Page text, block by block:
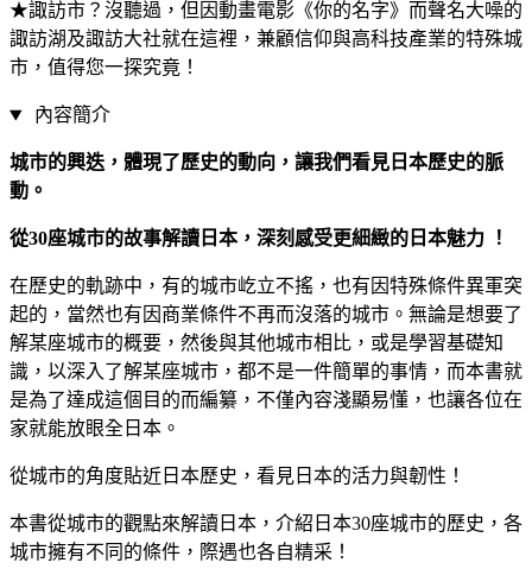
★諏訪市？沒聽過，但因動畫電影《你的名字》而聲名大噪的
諏訪湖及諏訪大社就在這裡，兼顧信仰與高科技產業的特殊城
市，值得您一探究竟！
內容簡介
城市的興迭，體現了歷史的動向，讓我們看見日本歷史的脈
動。
從30座城市的故事解讀日本，深刻感受更細緻的日本魅力 ！
在歷史的軌跡中，有的城市屹立不搖，也有因特殊條件異軍突
起的，當然也有因商業條件不再而沒落的城市。無論是想要了
解某座城市的概要，然後與其他城市相比，或是學習基礎知
識，以深入了解某座城市，都不是一件簡單的事情，而本書就
是為了達成這個目的而編纂，不僅內容淺顯易懂，也讓各位在
家就能放眼全日本。
從城市的角度貼近日本歷史，看見日本的活力與韌性！
本書從城市的觀點來解讀日本，介紹日本30座城市的歷史，各
城市擁有不同的條件，際遇也各自精采！